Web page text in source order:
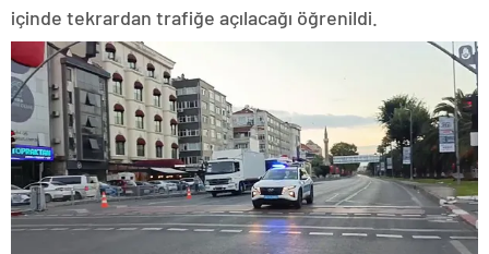
içinde tekrardan trafiğe açılacağı öğrenildi.